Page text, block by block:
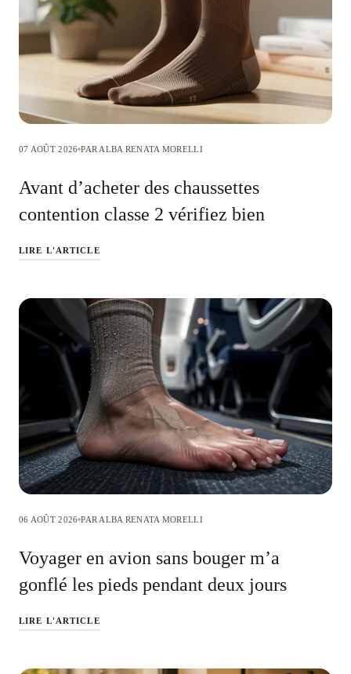
07 AOÛT 2026 PAR ALBA RENATA MORELLI
Avant d’acheter des chaussettes
contention classe 2 vérifiez bien
LIRE L'ARTICLE
06 AOÛT 2026 PAR ALBA RENATA MORELLI
Voyager en avion sans bouger m’a
gonflé les pieds pendant deux jours
LIRE L'ARTICLE